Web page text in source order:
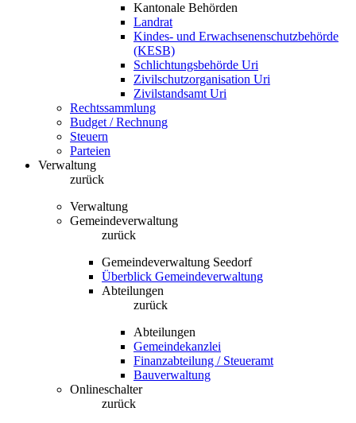
Kantonale Behörden
Landrat
Kindes- und Erwachsenenschutzbehörde
(KESB)
Schlichtungsbehörde Uri
Zivilschutzorganisation Uri
Zivilstandsamt Uri
Rechtssammlung
Budget / Rechnung
Steuern
Parteien
Verwaltung
zurück
Verwaltung
Gemeindeverwaltung
zurück
Gemeindeverwaltung Seedorf
Überblick Gemeindeverwaltung
Abteilungen
zurück
Abteilungen
Gemeindekanzlei
Finanzabteilung / Steueramt
Bauverwaltung
Onlineschalter
zurück